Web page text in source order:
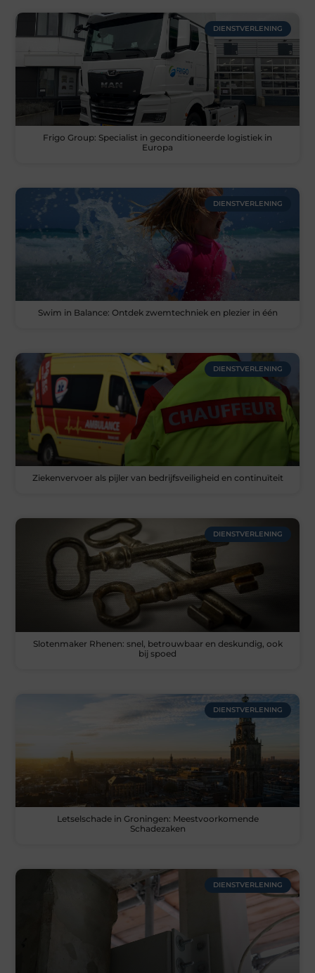
DIENSTVERLENING
Frigo Group: Specialist in geconditioneerde logistiek in
Europa
DIENSTVERLENING
Swim in Balance: Ontdek zwemtechniek en plezier in één
DIENSTVERLENING
Ziekenvervoer als pijler van bedrijfsveiligheid en continuïteit
DIENSTVERLENING
Slotenmaker Rhenen: snel, betrouwbaar en deskundig, ook
bij spoed
DIENSTVERLENING
Letselschade in Groningen: Meestvoorkomende
Schadezaken
DIENSTVERLENING